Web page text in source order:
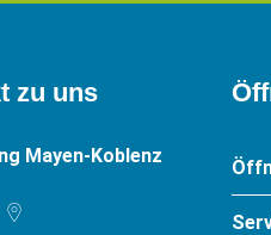
zu uns
Mayen-Koblenz